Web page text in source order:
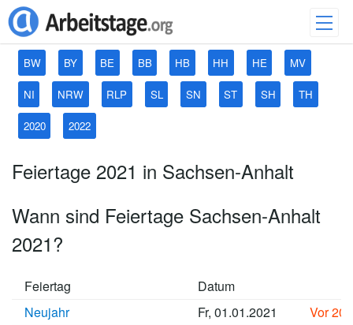
BW BY BE BB HB HH HE MV
NI NRW RLP SL SN ST SH TH
2020 2022
Feiertage 2021 in Sachsen-Anhalt
Wann sind Feiertage Sachsen-Anhalt
2021?
Feiertag
Datum
Neujahr
Fr, 01.01.2021
Vor